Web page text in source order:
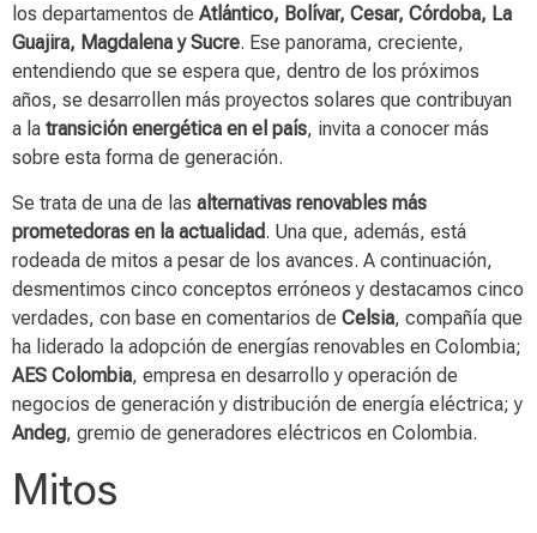
los departamentos de Atlántico, Bolívar, Cesar, Córdoba, La
Guajira, Magdalena y Sucre. Ese panorama, creciente,
entendiendo que se espera que, dentro de los próximos
años, se desarrollen más proyectos solares que contribuyan
a la transición energética en el país, invita a conocer más
sobre esta forma de generación.
Se trata de una de las alternativas renovables más
prometedoras en la actualidad. Una que, además, está
rodeada de mitos a pesar de los avances. A continuación,
desmentimos cinco conceptos erróneos y destacamos cinco
verdades, con base en comentarios de Celsia, compañía que
ha liderado la adopción de energías renovables en Colombia;
AES Colombia, empresa en desarrollo y operación de
negocios de generación y distribución de energía eléctrica; y
Andeg, gremio de generadores eléctricos en Colombia.
Mitos